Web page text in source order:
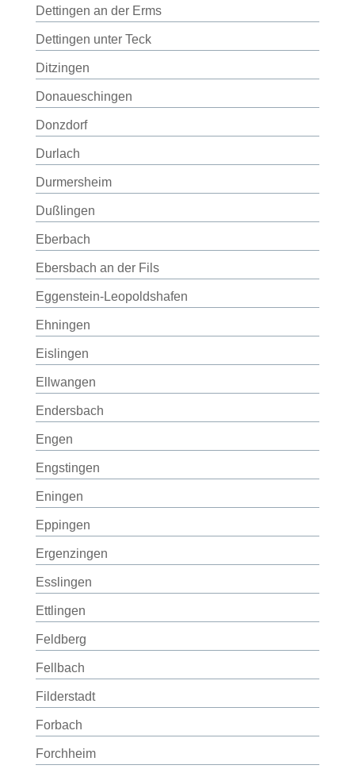
Dettingen an der Erms
Dettingen unter Teck
Ditzingen
Donaueschingen
Donzdorf
Durlach
Durmersheim
Dußlingen
Eberbach
Ebersbach an der Fils
Eggenstein-Leopoldshafen
Ehningen
Eislingen
Ellwangen
Endersbach
Engen
Engstingen
Eningen
Eppingen
Ergenzingen
Esslingen
Ettlingen
Feldberg
Fellbach
Filderstadt
Forbach
Forchheim